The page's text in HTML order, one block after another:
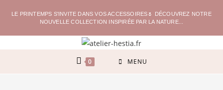
LE PRINTEMPS S'INVITE DANS VOS ACCESSOIRES🌷 DÉCOUVREZ NOTRE
NOUVELLE COLLECTION INSPIRÉE PAR LA NATURE...
0 MENU